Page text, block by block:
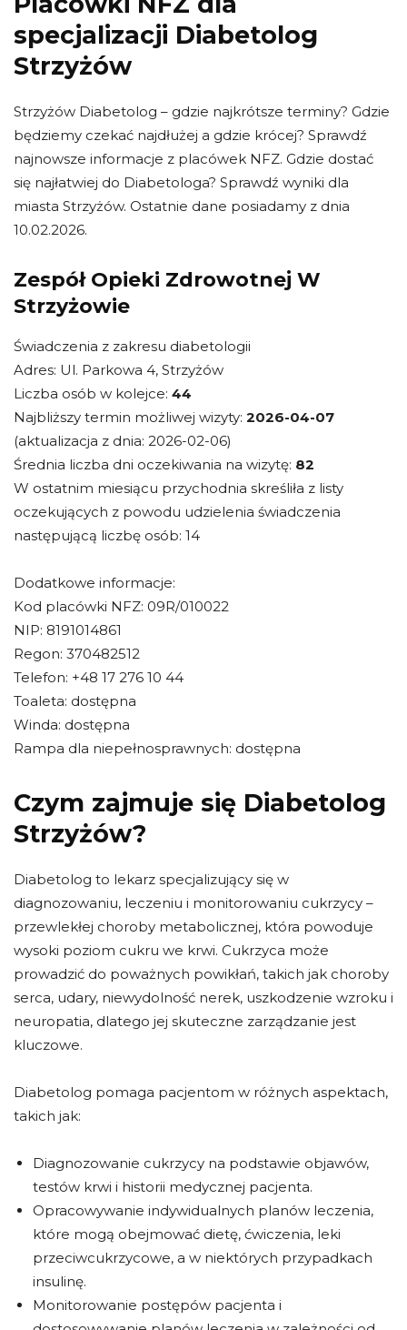
specjalizacji Diabetolog
Strzyżów
Strzyżów Diabetolog – gdzie najkrótsze terminy? Gdzie
będziemy czekać najdłużej a gdzie krócej? Sprawdź
najnowsze informacje z placówek NFZ. Gdzie dostać
się najłatwiej do Diabetologa? Sprawdź wyniki dla
miasta Strzyżów. Ostatnie dane posiadamy z dnia
10.02.2026.
Zespół Opieki Zdrowotnej W
Strzyżowie
Świadczenia z zakresu diabetologii
Adres: Ul. Parkowa 4, Strzyżów
Liczba osób w kolejce: 44
Najbliższy termin możliwej wizyty: 2026-04-07
(aktualizacja z dnia: 2026-02-06)
Średnia liczba dni oczekiwania na wizytę: 82
W ostatnim miesiącu przychodnia skreśliła z listy
oczekujących z powodu udzielenia świadczenia
następującą liczbę osób: 14
Dodatkowe informacje:
Kod placówki NFZ: 09R/010022
NIP: 8191014861
Regon: 370482512
Telefon: +48 17 276 10 44
Toaleta: dostępna
Winda: dostępna
Rampa dla niepełnosprawnych: dostępna
Czym zajmuje się Diabetolog
Strzyżów?
Diabetolog to lekarz specjalizujący się w
diagnozowaniu, leczeniu i monitorowaniu cukrzycy –
przewlekłej choroby metabolicznej, która powoduje
wysoki poziom cukru we krwi. Cukrzyca może
prowadzić do poważnych powikłań, takich jak choroby
serca, udary, niewydolność nerek, uszkodzenie wzroku i
neuropatia, dlatego jej skuteczne zarządzanie jest
kluczowe.
Diabetolog pomaga pacjentom w różnych aspektach,
takich jak:
Diagnozowanie cukrzycy na podstawie objawów,
testów krwi i historii medycznej pacjenta.
Opracowywanie indywidualnych planów leczenia,
które mogą obejmować dietę, ćwiczenia, leki
przeciwcukrzycowe, a w niektórych przypadkach
insulinę.
Monitorowanie postępów pacjenta i